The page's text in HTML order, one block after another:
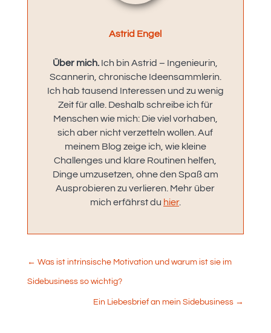
Astrid Engel
Über mich. Ich bin Astrid – Ingenieurin,
Scannerin, chronische Ideensammlerin.
Ich hab tausend Interessen und zu wenig
Zeit für alle. Deshalb schreibe ich für
Menschen wie mich: Die viel vorhaben,
sich aber nicht verzetteln wollen. Auf
meinem Blog zeige ich, wie kleine
Challenges und klare Routinen helfen,
Dinge umzusetzen, ohne den Spaß am
Ausprobieren zu verlieren. Mehr über
mich erfährst du hier.
← Was ist intrinsische Motivation und warum ist sie im
Sidebusiness so wichtig?
Ein Liebesbrief an mein Sidebusiness →